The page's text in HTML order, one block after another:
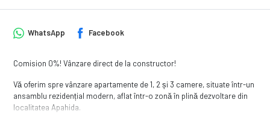
WhatsApp Facebook
Comision 0%! Vânzare direct de la constructor!
Vă oferim spre vânzare apartamente de 1, 2 și 3 camere, situate într-un
ansamblu rezidențial modern, aflat într-o zonă în plină dezvoltare din
localitatea Apahida.